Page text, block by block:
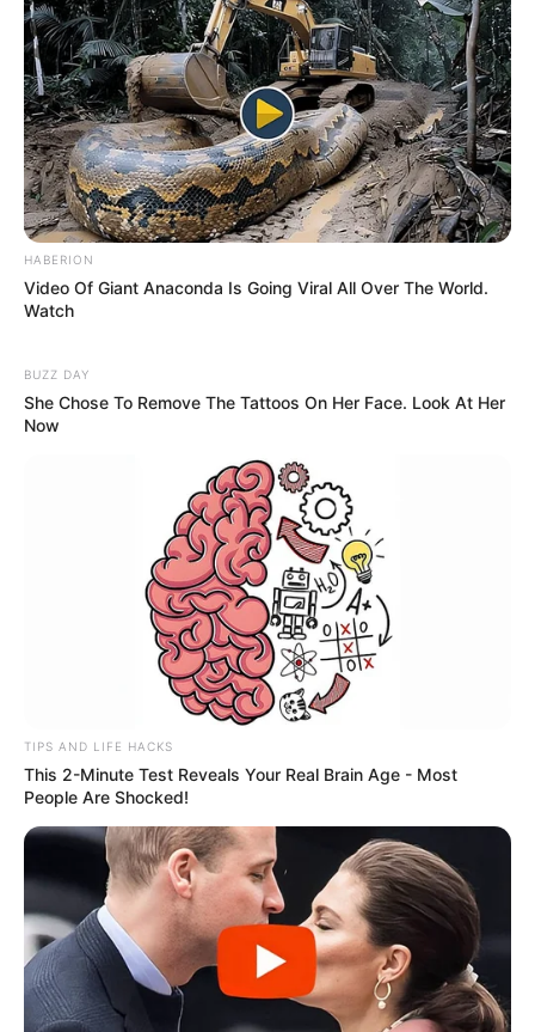
HABERION
Video Of Giant Anaconda Is Going Viral All Over The World.
Watch
BUZZ DAY
She Chose To Remove The Tattoos On Her Face. Look At Her
Now
TIPS AND LIFE HACKS
This 2-Minute Test Reveals Your Real Brain Age - Most
People Are Shocked!